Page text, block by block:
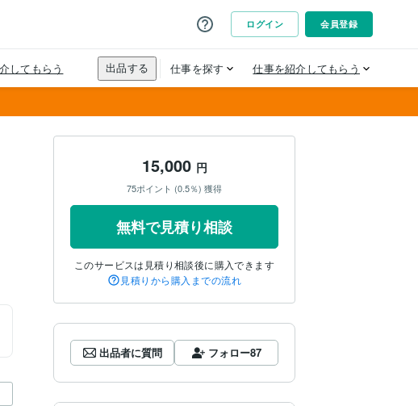
15,000 円
75ポイント (0.5％) 獲得
無料で見積り相談
このサービスは見積り相談後に購入できます
見積りから購入までの流れ
出品者に質問 フォロー87